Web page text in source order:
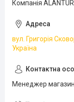
Компанія ALANTUR
вул. Григорія
Україна
Менеджер